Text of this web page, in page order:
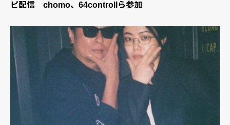
ピ配信 chomo、64controllら参加